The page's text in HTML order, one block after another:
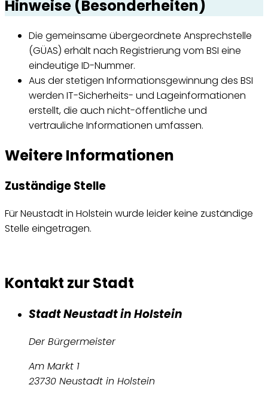
Hinweise (Besonderheiten)
Die gemeinsame übergeordnete Ansprechstelle
(GÜAS) erhält nach Registrierung vom BSI eine
eindeutige ID-Nummer.
Aus der stetigen Informationsgewinnung des BSI
werden IT-Sicherheits- und Lageinformationen
erstellt, die auch nicht-öffentliche und
vertrauliche Informationen umfassen.
Weitere Informationen
Zuständige Stelle
Für Neustadt in Holstein wurde leider keine zuständige
Stelle eingetragen.
Kontakt zur Stadt
Stadt Neustadt in Holstein
Der Bürgermeister
Am Markt 1
23730 Neustadt in Holstein